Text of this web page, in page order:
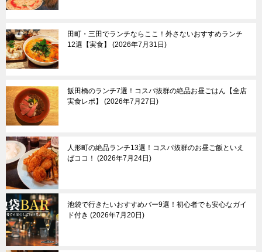
田町・三田でランチならここ！外さないおすすめランチ
12選【実食】
2026年7月31日
飯田橋のランチ7選！コスパ抜群の絶品お昼ごはん【全店
実食レポ】
2026年7月27日
人形町の絶品ランチ13選！コスパ抜群のお昼ご飯といえ
ばココ！
2026年7月24日
池袋で行きたいおすすめバー9選！初心者でも安心なガイ
ド付き
2026年7月20日